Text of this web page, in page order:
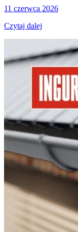
11 czerwca 2026
Czytaj dalej